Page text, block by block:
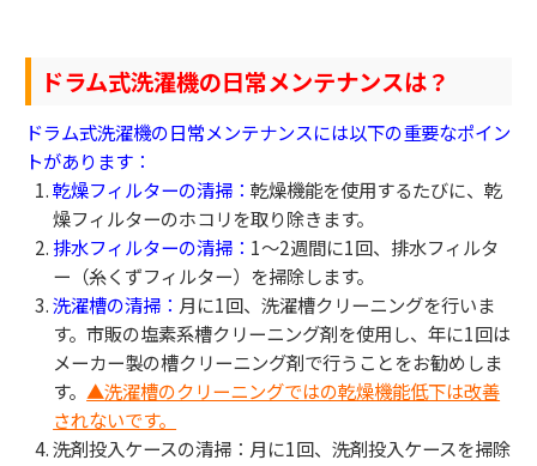
ドラム式洗濯機の日常メンテナンスは？
ドラム式洗濯機の日常メンテナンスには以下の重要なポイン
トがあります：
乾燥フィルターの清掃：乾燥機能を使用するたびに、乾
燥フィルターのホコリを取り除きます。
排水フィルターの清掃： 1〜2週間に1回、排水フィルタ
ー（糸くずフィルター）を掃除します。
洗濯槽の清掃： 月に1回、洗濯槽クリーニングを行いま
す。市販の塩素系槽クリーニング剤を使用し、年に1回は
メーカー製の槽クリーニング剤で行うことをお勧めしま
す。 ▲洗濯槽のクリーニングではの乾燥機能低下は改善
されないです。
洗剤投入ケースの清掃：月に1回、洗剤投入ケースを掃除